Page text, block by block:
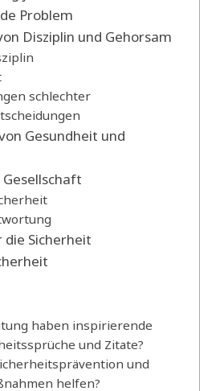
Problem
Disziplin und Gehorsam
schlechter
Gesundheit und
Sicherheit
haben inspirierende
und Zitate?
und
helfen?